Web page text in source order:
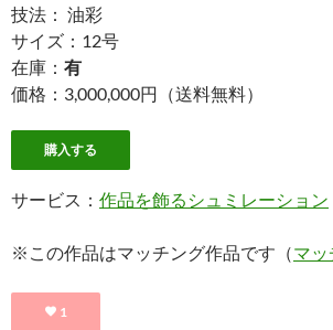
技法： 油彩
サイズ：12号
在庫： 有
価格：3,000,000円（送料無料）
購入する
サービス： 作品を飾るシュミレーション
※この作品はマッチング作品です（マ
1